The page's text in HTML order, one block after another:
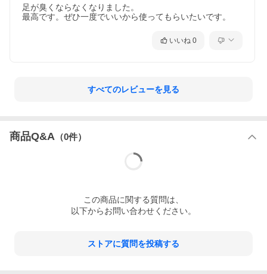
足が臭くならなくなりました。
いいね 0
すべてのレビューを見る
商品Q&A （0件）
この商品に関する質問は、
以下からお問い合わせください。
ストアに質問を投稿する